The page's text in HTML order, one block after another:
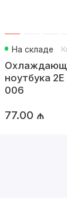
На складе
ноутбука
006
77.00 ₼